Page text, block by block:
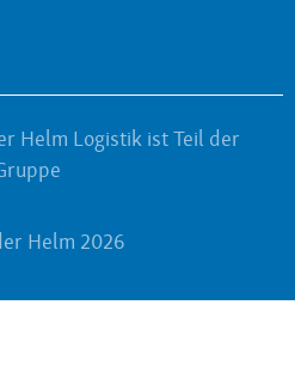
Helm Logistik ist Teil der
Helm 2026